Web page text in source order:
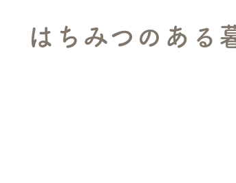
はちみつのある